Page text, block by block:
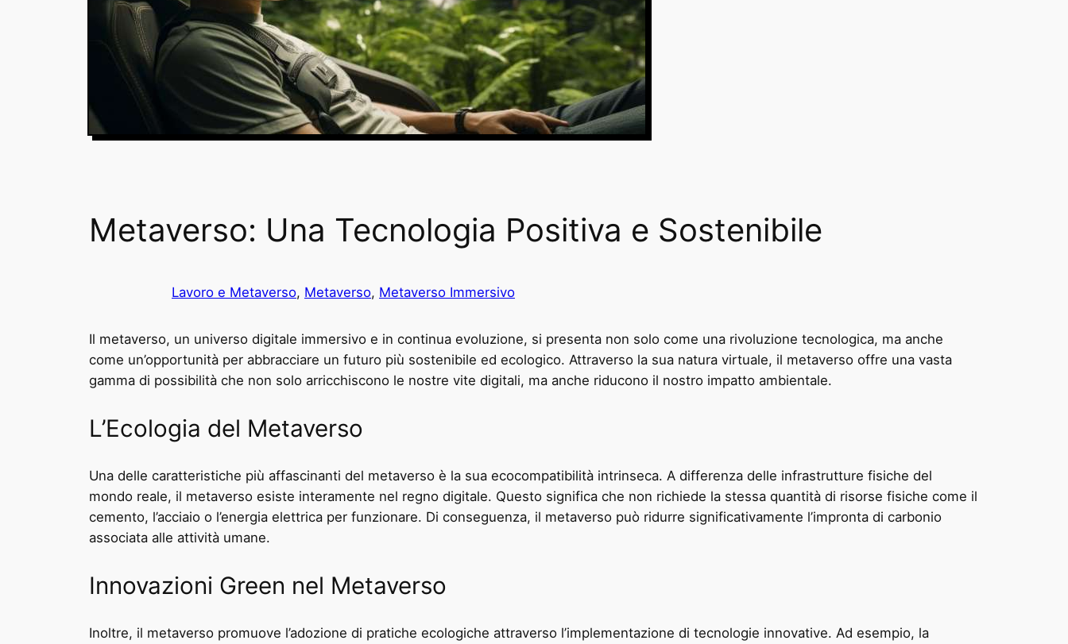
Metaverso: Una Tecnologia Positiva e Sostenibile
Lavoro e Metaverso, Metaverso, Metaverso Immersivo
Il metaverso, un universo digitale immersivo e in continua evoluzione, si presenta non solo come una rivoluzione tecnologica, ma anche
come un’opportunità per abbracciare un futuro più sostenibile ed ecologico. Attraverso la sua natura virtuale, il metaverso offre una vasta
gamma di possibilità che non solo arricchiscono le nostre vite digitali, ma anche riducono il nostro impatto ambientale.
L’Ecologia del Metaverso
Una delle caratteristiche più affascinanti del metaverso è la sua ecocompatibilità intrinseca. A differenza delle infrastrutture fisiche del
mondo reale, il metaverso esiste interamente nel regno digitale. Questo significa che non richiede la stessa quantità di risorse fisiche come il
cemento, l’acciaio o l’energia elettrica per funzionare. Di conseguenza, il metaverso può ridurre significativamente l’impronta di carbonio
associata alle attività umane.
Innovazioni Green nel Metaverso
Inoltre, il metaverso promuove l’adozione di pratiche ecologiche attraverso l’implementazione di tecnologie innovative. Ad esempio, la